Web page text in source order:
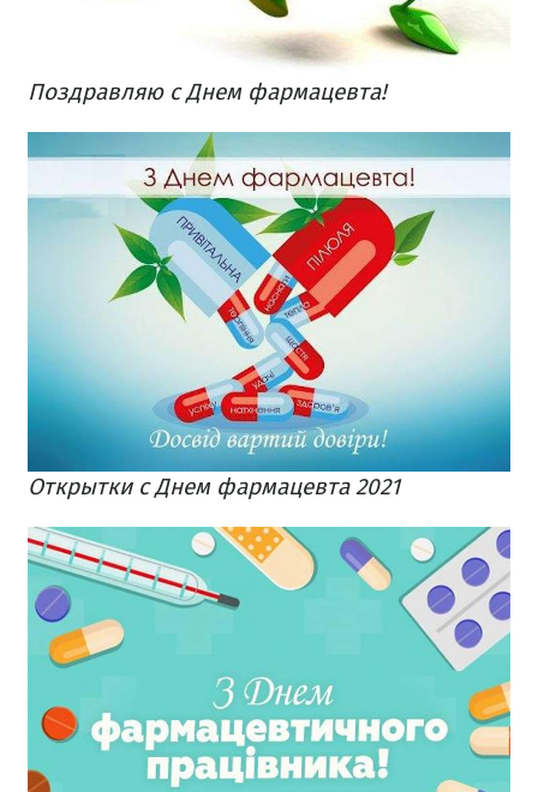
Поздравляю с Днем фармацевта!
Открытки с Днем фармацевта 2021